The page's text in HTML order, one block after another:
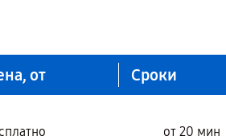
от Сроки
от 20 мин